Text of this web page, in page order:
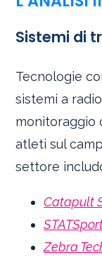
Sistemi di
Tecnologie
sistemi a
monitoraggio
atleti sul
settore
Catapult
Zebra